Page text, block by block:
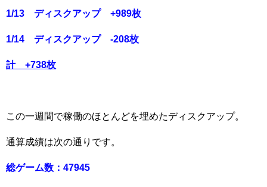
1/13 ディスクアップ +989枚
1/14 ディスクアップ -208枚
計 +738枚
この一週間で稼働のほとんどを埋めたディスクアップ。
通算成績は次の通りです。
総ゲーム数：47945